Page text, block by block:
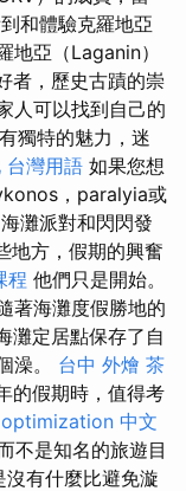
和體驗克羅地亞
地亞（Laganin）
者，歷史古蹟的崇
人可以找到自己的
獨特的魅力，迷
台灣用語 如果您想
，paralyia或
灘派對和閃閃發
地方，假期的興奮
程 他們只是開始。
著海灘度假勝地的
灘定居點保存了自
澡。 台中 外燴 茶
的假期時，值得考
optimization 中文
不是知名的旅遊目
有什麼比避免漩